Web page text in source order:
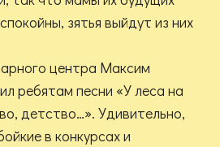
зятья выйдут из них
центра Максим
ребятам песни «У леса на
детство…». Удивительно,
в конкурсах и